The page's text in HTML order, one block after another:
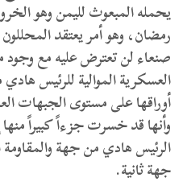
يحمله المبعوث لليمن وهو
رمضان، وهو أمر يعتقد
صنعاء لن تعترض عليه مع
العسكرية الموالية للرئيس
أوراقها على مستوى الجبهات
وأنها قد خسرت جزءاً كبيراً
الرئيس هادي من جهة والمقاومة
جهة ثانية.